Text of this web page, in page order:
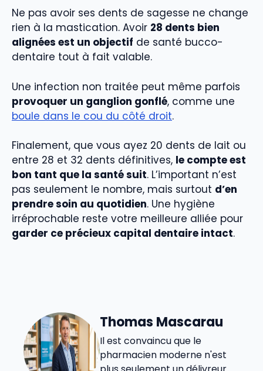
Ne pas avoir ses dents de sagesse ne change
rien à la mastication. Avoir 28 dents bien
alignées est un objectif de santé bucco-
dentaire tout à fait valable.
Une infection non traitée peut même parfois
provoquer un ganglion gonflé, comme une
boule dans le cou du côté droit.
Finalement, que vous ayez 20 dents de lait ou
entre 28 et 32 dents définitives, le compte est
bon tant que la santé suit. L’important n’est
pas seulement le nombre, mais surtout d’en
prendre soin au quotidien. Une hygiène
irréprochable reste votre meilleure alliée pour
garder ce précieux capital dentaire intact.
Thomas Mascarau
Il est convaincu que le
pharmacien moderne n'est